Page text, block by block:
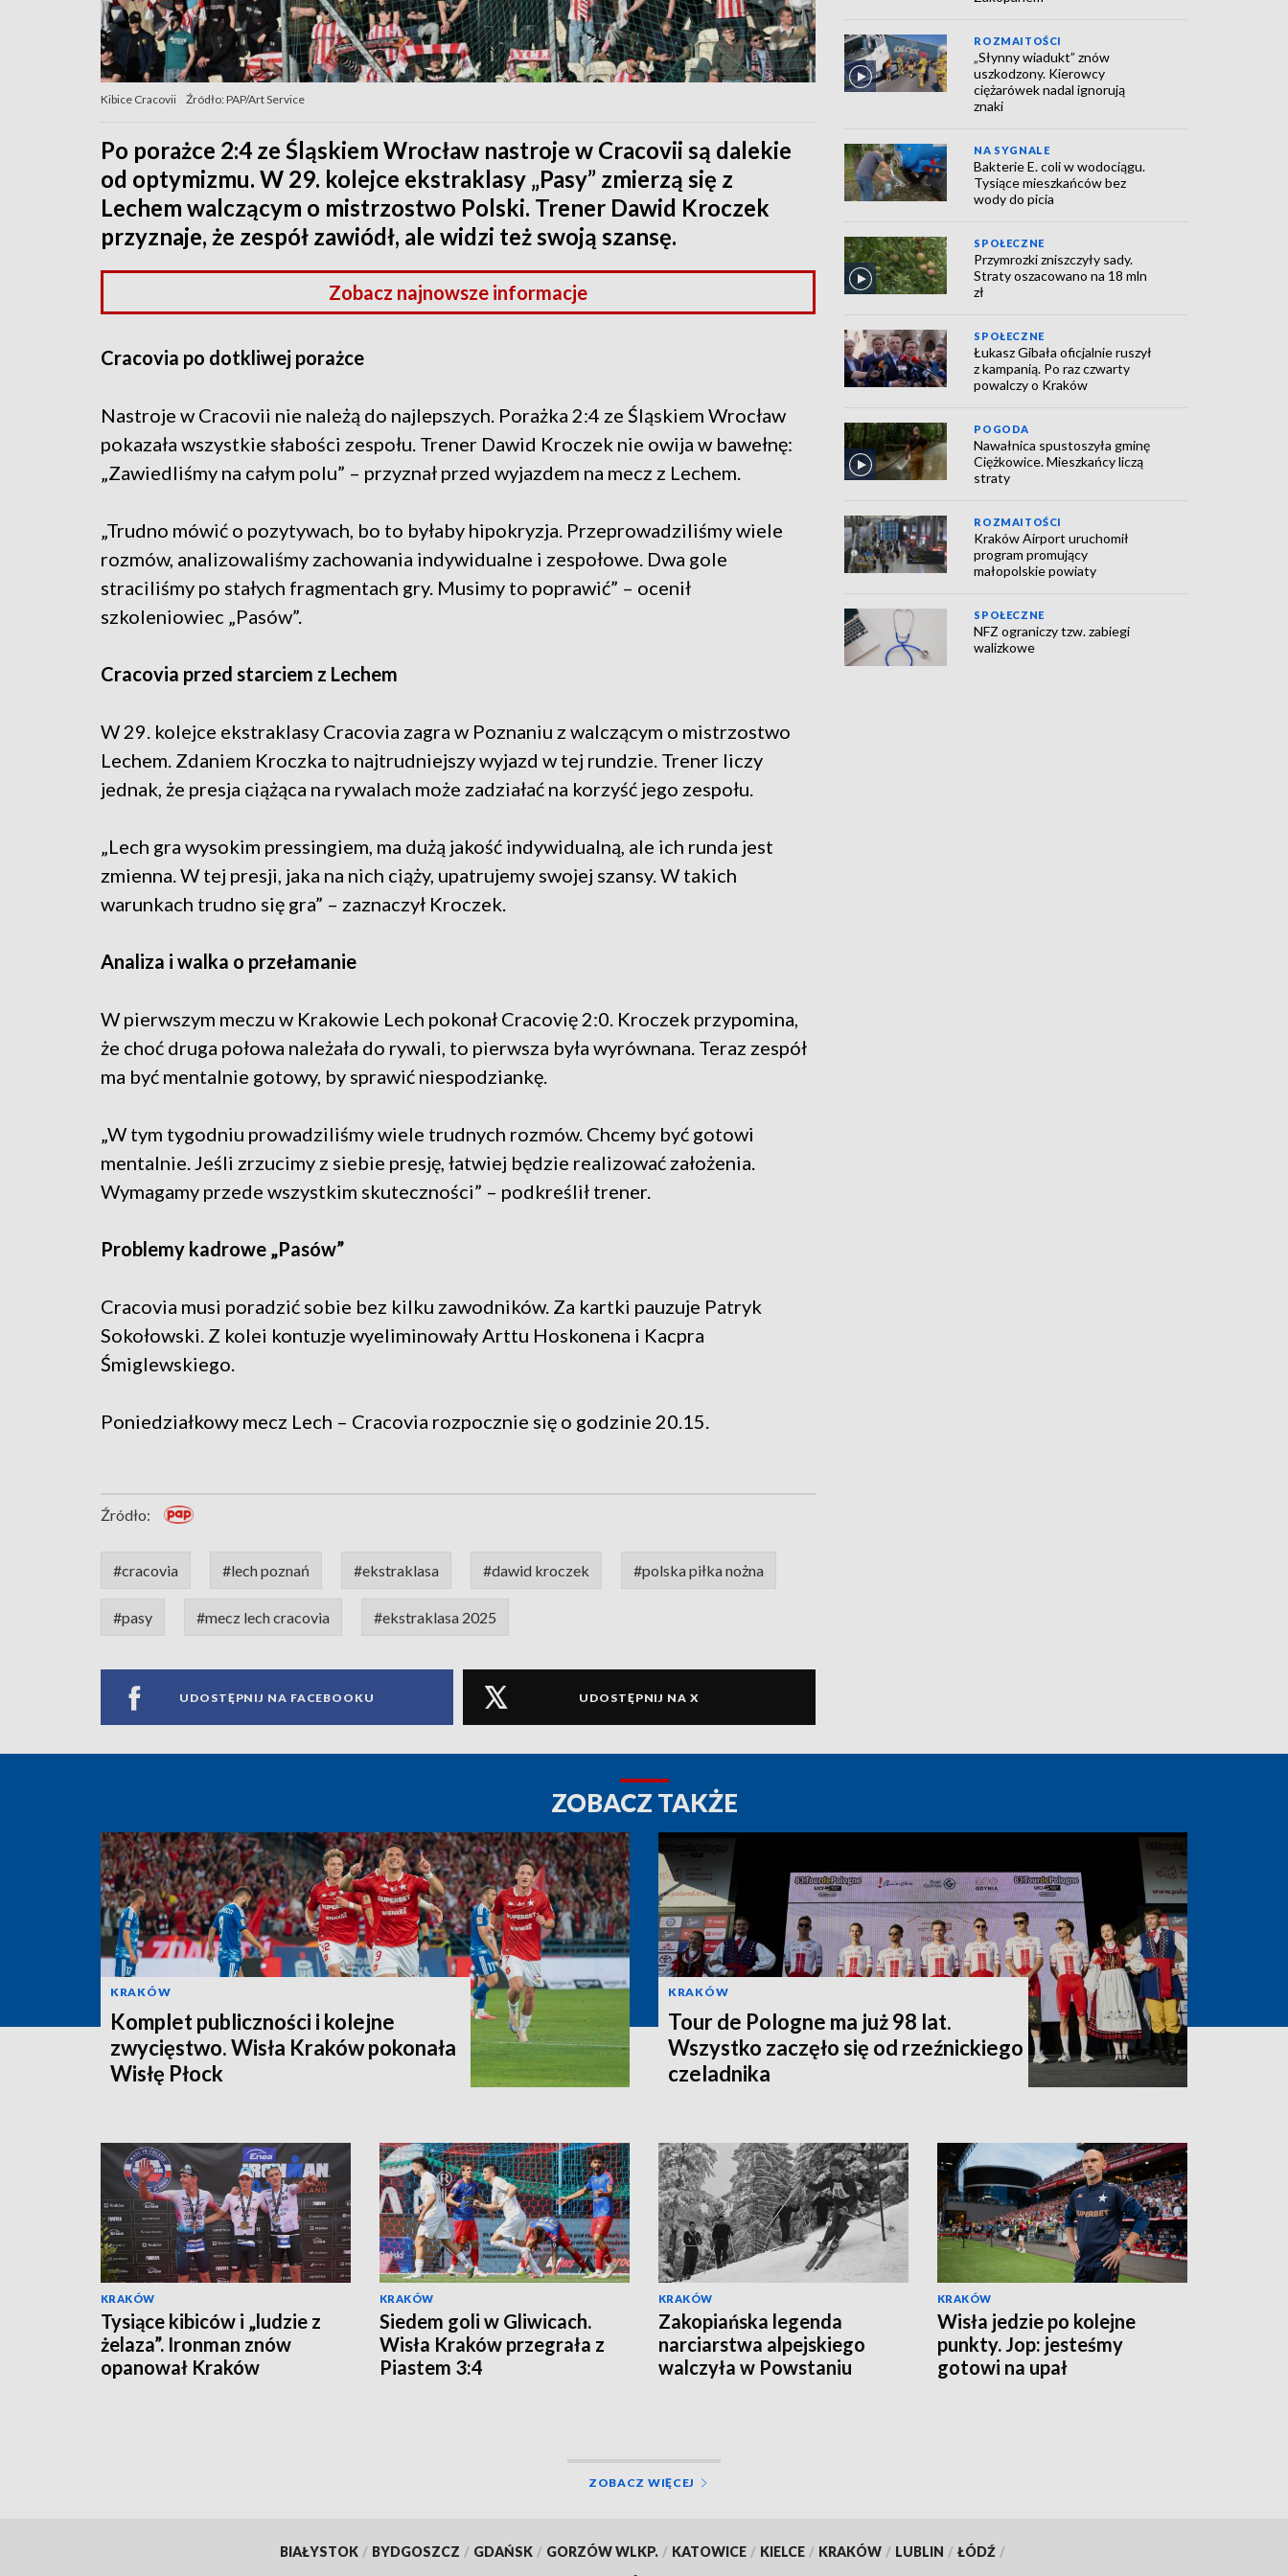
Kibice Cracovii Źródło: PAP/Art Service
Po porażce 2:4 ze Śląskiem Wrocław nastroje w Cracovii są dalekie
od optymizmu. W 29. kolejce ekstraklasy „Pasy” zmierzą się z
Lechem walczącym o mistrzostwo Polski. Trener Dawid Kroczek
przyznaje, że zespół zawiódł, ale widzi też swoją szansę.
Zobacz najnowsze informacje
Cracovia po dotkliwej porażce
Nastroje w Cracovii nie należą do najlepszych. Porażka 2:4 ze Śląskiem Wrocław
pokazała wszystkie słabości zespołu. Trener Dawid Kroczek nie owija w bawełnę:
„Zawiedliśmy na całym polu” – przyznał przed wyjazdem na mecz z Lechem.
„Trudno mówić o pozytywach, bo to byłaby hipokryzja. Przeprowadziliśmy wiele
rozmów, analizowaliśmy zachowania indywidualne i zespołowe. Dwa gole
straciliśmy po stałych fragmentach gry. Musimy to poprawić” – ocenił
szkoleniowiec „Pasów”.
Cracovia przed starciem z Lechem
W 29. kolejce ekstraklasy Cracovia zagra w Poznaniu z walczącym o mistrzostwo
Lechem. Zdaniem Kroczka to najtrudniejszy wyjazd w tej rundzie. Trener liczy
jednak, że presja ciążąca na rywalach może zadziałać na korzyść jego zespołu.
„Lech gra wysokim pressingiem, ma dużą jakość indywidualną, ale ich runda jest
zmienna. W tej presji, jaka na nich ciąży, upatrujemy swojej szansy. W takich
warunkach trudno się gra” – zaznaczył Kroczek.
Analiza i walka o przełamanie
W pierwszym meczu w Krakowie Lech pokonał Cracovię 2:0. Kroczek przypomina,
że choć druga połowa należała do rywali, to pierwsza była wyrównana. Teraz zespół
ma być mentalnie gotowy, by sprawić niespodziankę.
„W tym tygodniu prowadziliśmy wiele trudnych rozmów. Chcemy być gotowi
mentalnie. Jeśli zrzucimy z siebie presję, łatwiej będzie realizować założenia.
Wymagamy przede wszystkim skuteczności” – podkreślił trener.
Problemy kadrowe „Pasów”
Cracovia musi poradzić sobie bez kilku zawodników. Za kartki pauzuje Patryk
Sokołowski. Z kolei kontuzje wyeliminowały Arttu Hoskonena i Kacpra
Śmiglewskiego.
Poniedziałkowy mecz Lech – Cracovia rozpocznie się o godzinie 20.15.
Źródło:
#cracovia #lech poznań #ekstraklasa #dawid kroczek #polska piłka nożna
#pasy #mecz lech cracovia #ekstraklasa 2025
UDOSTĘPNIJ NA FACEBOOKU UDOSTĘPNIJ NA X
ROZMAITOŚCI
„Słynny wiadukt” znów
uszkodzony. Kierowcy
ciężarówek nadal ignorują
znaki
NA SYGNALE
Bakterie E. coli w wodociągu.
Tysiące mieszkańców bez
wody do picia
SPOŁECZNE
Przymrozki zniszczyły sady.
Straty oszacowano na 18 mln
zł
SPOŁECZNE
Łukasz Gibała oficjalnie ruszył
z kampanią. Po raz czwarty
powalczy o Kraków
POGODA
Nawałnica spustoszyła gminę
Ciężkowice. Mieszkańcy liczą
straty
ROZMAITOŚCI
Kraków Airport uruchomił
program promujący
małopolskie powiaty
SPOŁECZNE
NFZ ograniczy tzw. zabiegi
walizkowe
ZOBACZ TAKŻE
KRAKÓW
Komplet publiczności i kolejne
zwycięstwo. Wisła Kraków pokonała
Wisłę Płock
KRAKÓW
Tour de Pologne ma już 98 lat.
Wszystko zaczęło się od rzeźnickiego
czeladnika
KRAKÓW
Tysiące kibiców i „ludzie z
żelaza”. Ironman znów
opanował Kraków
KRAKÓW
Siedem goli w Gliwicach.
Wisła Kraków przegrała z
Piastem 3:4
KRAKÓW
Zakopiańska legenda
narciarstwa alpejskiego
walczyła w Powstaniu
KRAKÓW
Wisła jedzie po kolejne
punkty. Jop: jesteśmy
gotowi na upał
ZOBACZ WIĘCEJ
BIAŁYSTOK / BYDGOSZCZ / GDAŃSK / GORZÓW WLKP. / KATOWICE / KIELCE / KRAKÓW / LUBLIN / ŁÓDŹ /